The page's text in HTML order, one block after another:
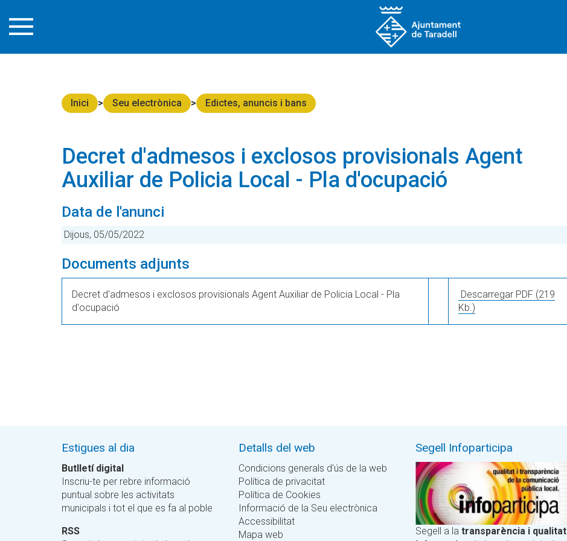
Inici Seu electrònica Edictes, anuncis i bans
Decret d'admesos i exclosos provisionals Agent
Auxiliar de Policia Local - Pla d'ocupació
Data de l'anunci
Dijous, 05/05/2022
Documents adjunts
Decret d'admesos i exclosos provisionals Agent Auxiliar de Policia Local - Pla
d'ocupació
Descarregar PDF (219
Kb.)
Estigues al dia
Butlletí digital
Inscriu-te per rebre informació
puntual sobre les activitats
municipals i tot el que es fa al poble
RSS
Detalls del web
Condicions generals d'ús de la web
Política de privacitat
Política de Cookies
Informació de la Seu electrònica
Accessibilitat
Mapa web
Segell Infoparticipa
Segell a la transparència i qualitat